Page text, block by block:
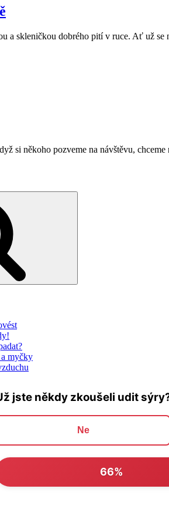
a skleničkou dobrého pití v ruce. Ať už
si někoho pozveme na návštěvu,
a myčky
jste někdy zkoušeli udit
Ne
66%